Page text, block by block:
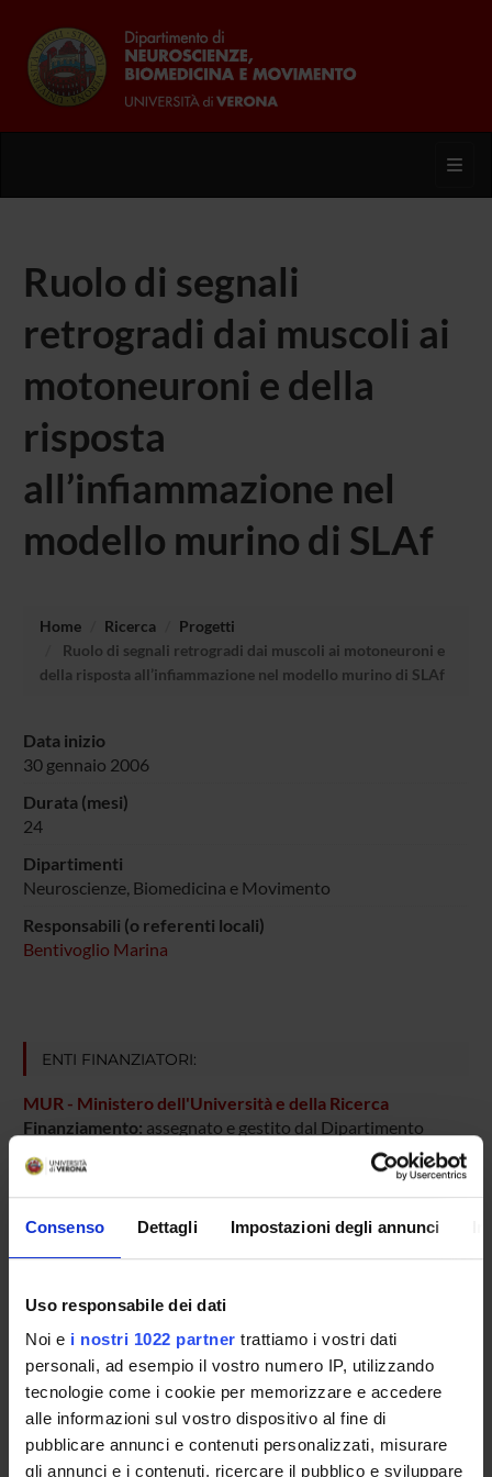
Consenso Dettagli Impostazioni degli annunci
Uso responsabile dei dati
Noi e i nostri 1022 partner trattiamo i vostri dati
personali, ad esempio il vostro numero IP, utilizzando
tecnologie come i cookie per memorizzare e accedere
alle informazioni sul vostro dispositivo al fine di
pubblicare annunci e contenuti personalizzati, misurare
gli annunci e i contenuti, ricercare il pubblico e sviluppare
Ruolo di segnali
retrogradi dai muscoli ai
motoneuroni e della
risposta
all’infiammazione nel
modello murino di SLAf
Home Ricerca
Progetti
Ruolo di segnali retrogradi dai muscoli ai motoneuroni e
della risposta all’infiammazione nel modello murino di SLAf
Data inizio
30 gennaio 2006
Durata (mesi)
24
Dipartimenti
Neuroscienze, Biomedicina e Movimento
Responsabili (o referenti locali)
Bentivoglio Marina
ENTI FINANZIATORI:
MUR - Ministero dell'Università e della Ricerca
Finanziamento: assegnato e gestito dal Dipartimento
PARTECIPANTI AL PROGETTO
Marina Bentivoglio
AREE DI RICERCA COINVOLTE DAL PROGETTO
Anatomy & Morphology